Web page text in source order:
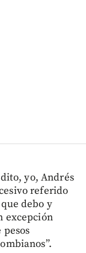
yo, Andrés
referido
debo y
excepción